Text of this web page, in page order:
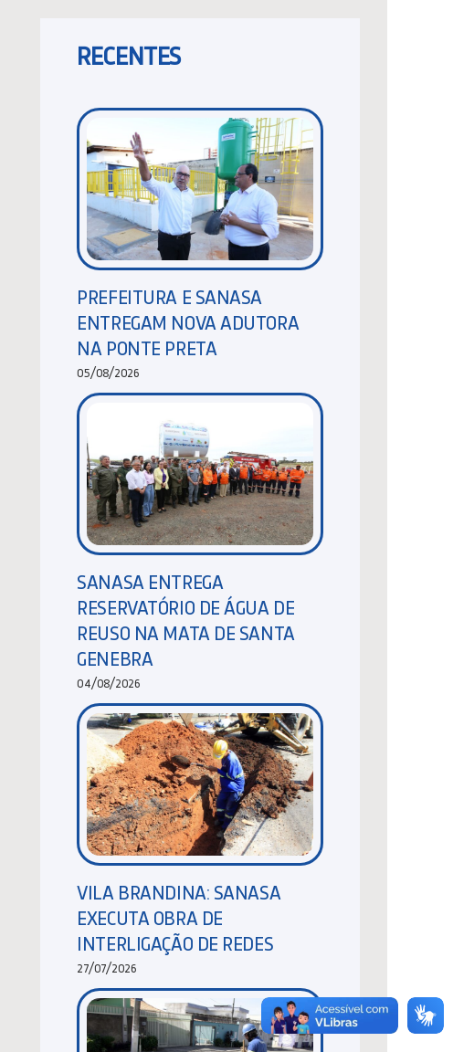
RECENTES
PREFEITURA E SANASA
ENTREGAM NOVA ADUTORA
NA PONTE PRETA
05/08/2026
SANASA ENTREGA
RESERVATÓRIO DE ÁGUA DE
REUSO NA MATA DE SANTA
GENEBRA
04/08/2026
VILA BRANDINA: SANASA
EXECUTA OBRA DE
INTERLIGAÇÃO DE REDES
27/07/2026